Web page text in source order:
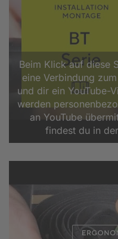
Beim Klick auf diese
eine Verbindung
und dir ein YouTube-
werden
an YouTube
findest du in